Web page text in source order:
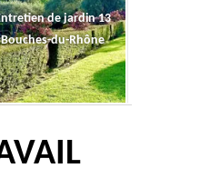
de jardin 13
Bouches-du-Rhône